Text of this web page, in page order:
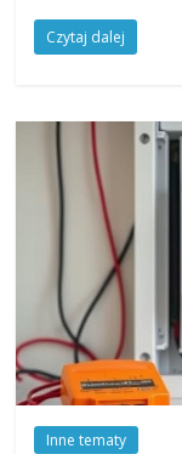
Czytaj dalej
Inne tematy